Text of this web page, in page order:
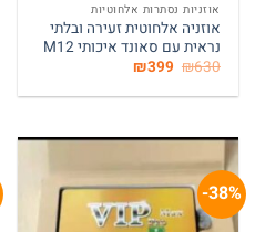
אוזניות נסתרות אלחוטיות
אוזניה אלחוטית זעירה ובלתי
נראית עם סאונד איכותי M12
₪630 המחיר
היה:
₪399 המחיר
הוא:
38%-